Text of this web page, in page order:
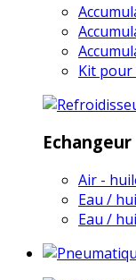
Kit pour
Echangeur
Air -
Eau /
Eau /